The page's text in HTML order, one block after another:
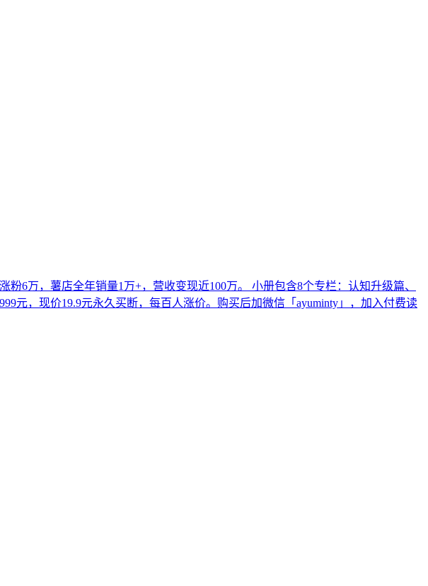
6万，薯店全年销量1万+，营收变现近100万。 小册包含8个专栏：认知升级篇、
元，现价19.9元永久买断，每百人涨价。购买后加微信「ayuminty」，加入付费读